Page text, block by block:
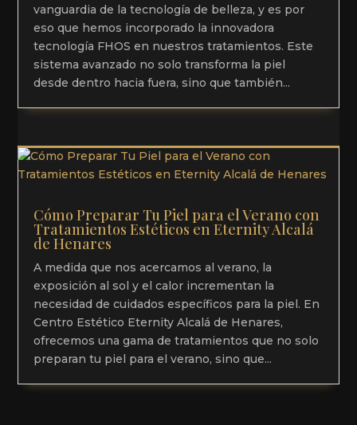
vanguardia de la tecnología de belleza, y es por
eso que hemos incorporado la innovadora
tecnología FHOS en nuestros tratamientos. Este
sistema avanzado no solo transforma la piel
desde dentro hacia fuera, sino que también...
Cómo Preparar Tu Piel para el Verano con
Tratamientos Estéticos en Eternity Alcalá
de Henares
A medida que nos acercamos al verano, la
exposición al sol y el calor incrementan la
necesidad de cuidados específicos para la piel. En
Centro Estético Eternity Alcalá de Henares,
ofrecemos una gama de tratamientos que no solo
preparan tu piel para el verano, sino que...